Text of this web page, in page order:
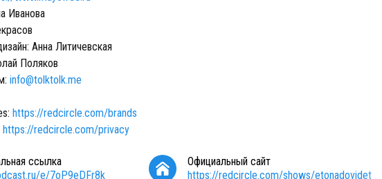
Иванова
Анна Литичевская
Поляков
info@tolktolk.me
https://redcircle.com/brands
https://redcircle.com/privacy
ссылка
e/7oP9eDFr8k
Официальный сайт
https://redcircle.com/shows/etonadovidet